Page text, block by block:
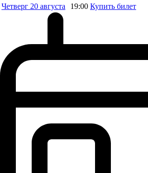
Четверг 20 августа 19:00 Купить билет